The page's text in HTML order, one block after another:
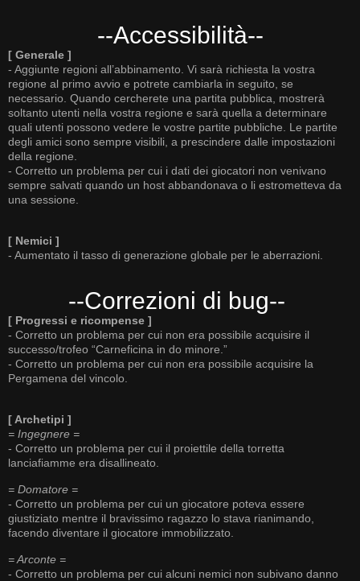
--Accessibilità--
[ Generale ]
- Aggiunte regioni all’abbinamento. Vi sarà richiesta la vostra
regione al primo avvio e potrete cambiarla in seguito, se
necessario. Quando cercherete una partita pubblica, mostrerà
soltanto utenti nella vostra regione e sarà quella a determinare
quali utenti possono vedere le vostre partite pubbliche. Le partite
degli amici sono sempre visibili, a prescindere dalle impostazioni
della regione.
- Corretto un problema per cui i dati dei giocatori non venivano
sempre salvati quando un host abbandonava o li estrometteva da
una sessione.
[ Nemici ]
- Aumentato il tasso di generazione globale per le aberrazioni.
--Correzioni di bug--
[ Progressi e ricompense ]
- Corretto un problema per cui non era possibile acquisire il
successo/trofeo “Carneficina in do minore.”
- Corretto un problema per cui non era possibile acquisire la
Pergamena del vincolo.
[ Archetipi ]
= Ingegnere =
- Corretto un problema per cui il proiettile della torretta
lanciafiamme era disallineato.
= Domatore =
- Corretto un problema per cui un giocatore poteva essere
giustiziato mentre il bravissimo ragazzo lo stava rianimando,
facendo diventare il giocatore immobilizzato.
= Arconte =
- Corretto un problema per cui alcuni nemici non subivano danno